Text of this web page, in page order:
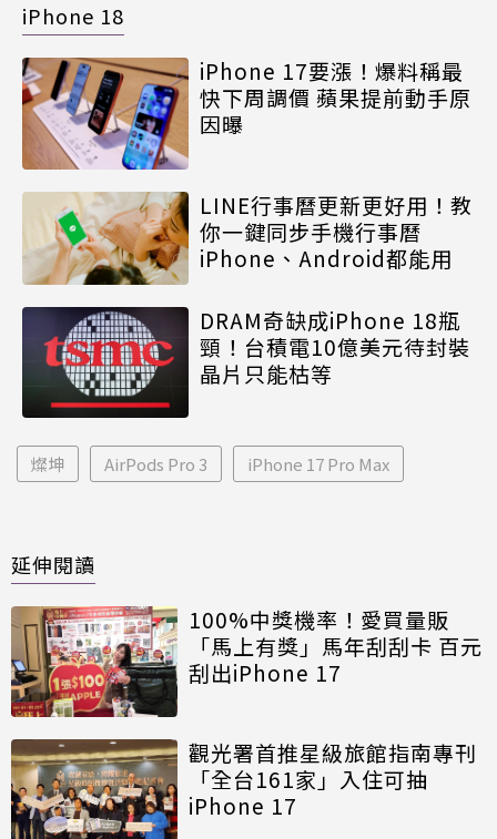
iPhone 18
iPhone 17要漲！爆料稱最
快下周調價 蘋果提前動手原
因曝
LINE行事曆更新更好用！教
你一鍵同步手機行事曆
iPhone、Android都能用
DRAM奇缺成iPhone 18瓶
頸！台積電10億美元待封裝
晶片只能枯等
燦坤 AirPods Pro 3 iPhone 17 Pro Max
延伸閱讀
100%中獎機率！愛買量販
「馬上有獎」馬年刮刮卡 百元
刮出iPhone 17
觀光署首推星級旅館指南專刊
「全台161家」入住可抽
iPhone 17